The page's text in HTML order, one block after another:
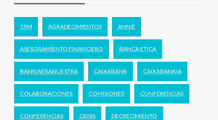
15M AGRADECIMIENTOS ANNIE
ASESORAMIENTO FINANCIERO BANCA ETICA
BANKIAERANUESTRA CAIXABANK CAIXABANKIA
COLABORACIONES COMISIONES CONFERENCIAS
CONFERENCIAS CRISIS DECRECIMIENTO